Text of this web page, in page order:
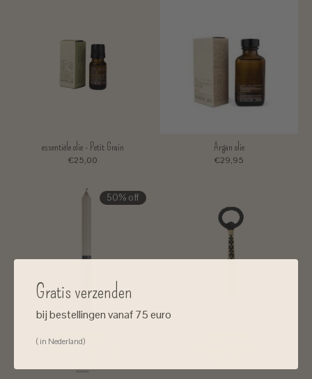
essentiële olie - Petit Grain
€25,00
Argan olie
€29,95
50% off
Madam Stoltz
€3,00
Gratis verzenden
bij bestellingen vanaf 75 euro
( in Nederland)